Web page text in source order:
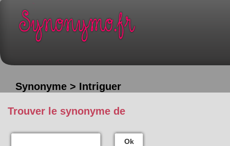
Synonyme > Intriguer
Trouver le synonyme de
Ok